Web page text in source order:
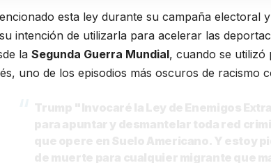
esta ley durante su campaña electoral
intención de utilizarla para acelerar las
laSegunda Guerra Mundial, cuando se utilizó
uno de los episodios más oscuros de racismo